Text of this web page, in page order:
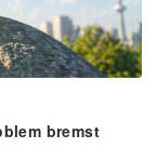
bremst